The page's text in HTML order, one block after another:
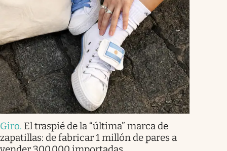
Giro. El traspié de la “última” marca de
zapatillas: de fabricar 1 millón de pares a